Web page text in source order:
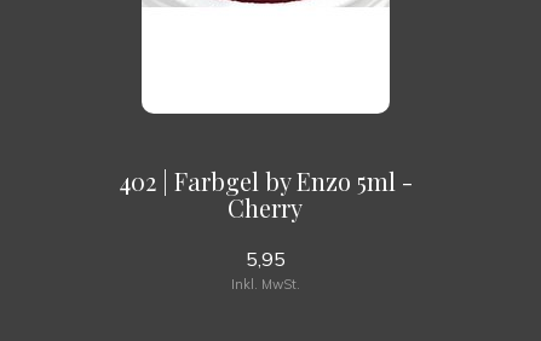
402 | Farbgel by Enzo 5ml -
Cherry
5,95
Inkl. MwSt.